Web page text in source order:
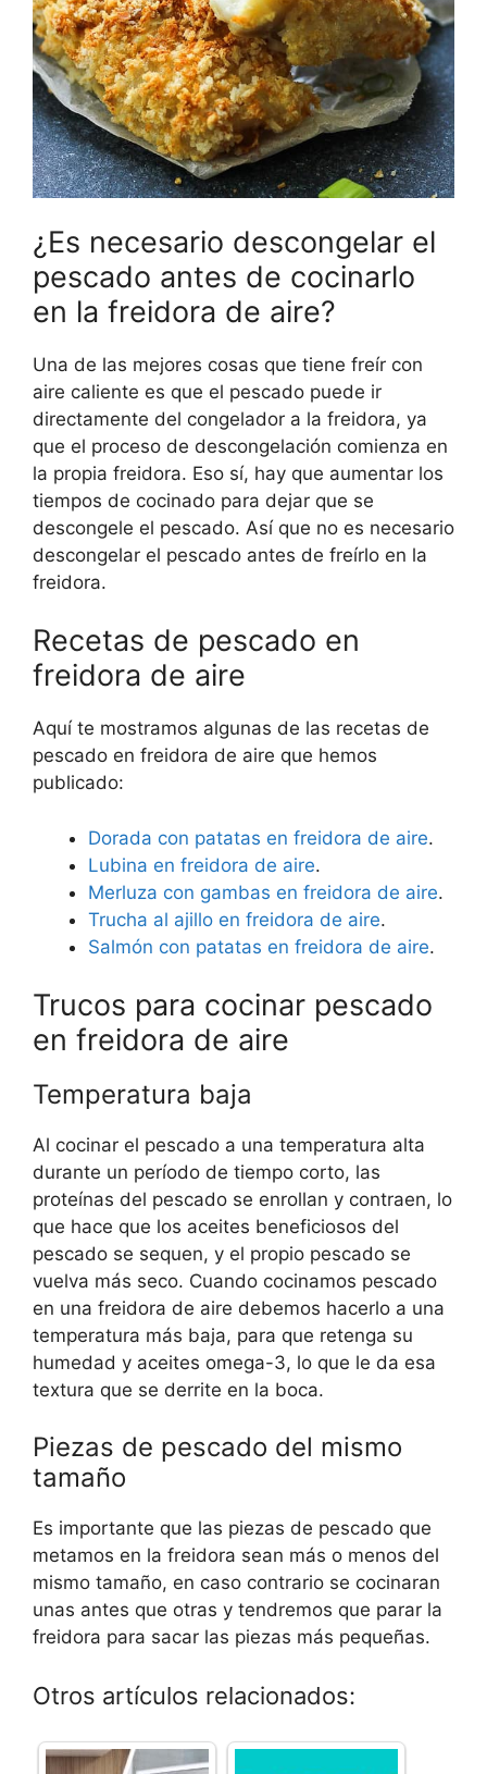
¿Es necesario descongelar el
pescado antes de cocinarlo
en la freidora de aire?
Una de las mejores cosas que tiene freír con
aire caliente es que el pescado puede ir
directamente del congelador a la freidora, ya
que el proceso de descongelación comienza en
la propia freidora. Eso sí, hay que aumentar los
tiempos de cocinado para dejar que se
descongele el pescado. Así que no es necesario
descongelar el pescado antes de freírlo en la
freidora.
Recetas de pescado en
freidora de aire
Aquí te mostramos algunas de las recetas de
pescado en freidora de aire que hemos
publicado:
Dorada con patatas en freidora de aire.
Lubina en freidora de aire.
Merluza con gambas en freidora de aire.
Trucha al ajillo en freidora de aire.
Salmón con patatas en freidora de aire.
Trucos para cocinar pescado
en freidora de aire
Temperatura baja
Al cocinar el pescado a una temperatura alta
durante un período de tiempo corto, las
proteínas del pescado se enrollan y contraen, lo
que hace que los aceites beneficiosos del
pescado se sequen, y el propio pescado se
vuelva más seco. Cuando cocinamos pescado
en una freidora de aire debemos hacerlo a una
temperatura más baja, para que retenga su
humedad y aceites omega-3, lo que le da esa
textura que se derrite en la boca.
Piezas de pescado del mismo
tamaño
Es importante que las piezas de pescado que
metamos en la freidora sean más o menos del
mismo tamaño, en caso contrario se cocinaran
unas antes que otras y tendremos que parar la
freidora para sacar las piezas más pequeñas.
Otros artículos relacionados: